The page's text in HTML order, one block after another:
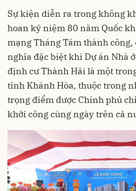
Sự kiện diễn ra trong không
hoan kỷ niệm 80 năm Quốc
mạng Tháng Tám thành
nghĩa đặc biệt khi Dự án Nhà
định cư Thành Hải là một
tỉnh Khánh Hòa, thuộc trong
trọng điểm được Chính phủ
khởi công cùng ngày trên cả